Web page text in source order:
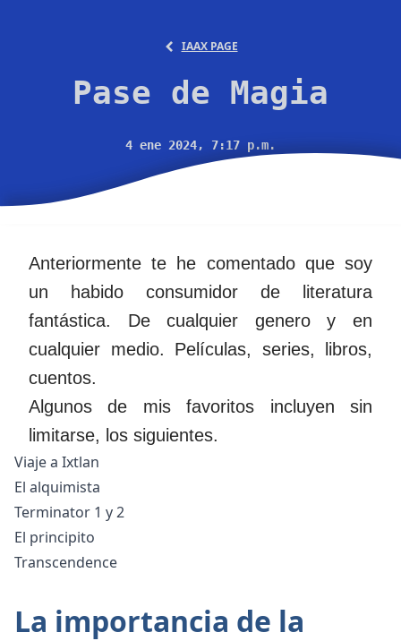
IAAX PAGE
Pase de Magia
4 ene 2024, 7:17 p.m.
Anteriormente te he comentado que soy
un habido consumidor de literatura
fantástica. De cualquier genero y en
cualquier medio. Películas, series, libros,
cuentos.
Algunos de mis favoritos incluyen sin
limitarse, los siguientes.
Viaje a Ixtlan
El alquimista
Terminator 1 y 2
El principito
Transcendence
La importancia de la